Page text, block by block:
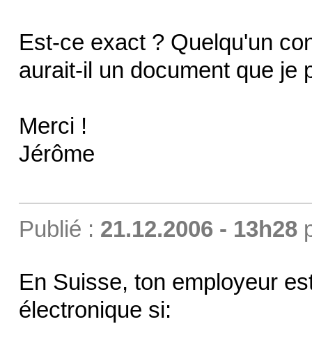
Est-ce exact ? Quelqu'un
aurait-il un document que je
Merci !
Jérôme
Publié : 21.12.2006 - 13h28
En Suisse, ton employeur
électronique si: